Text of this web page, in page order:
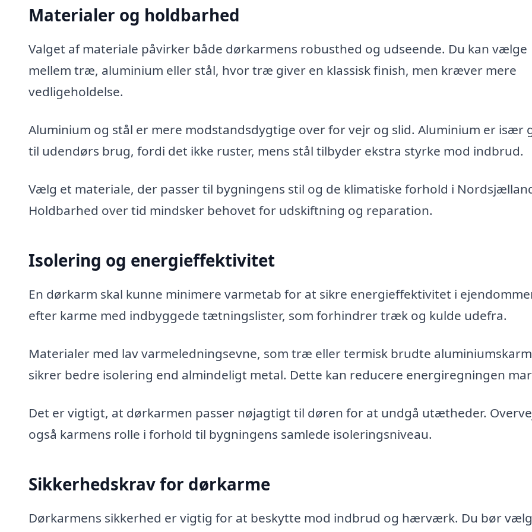
Materialer og holdbarhed
Valget af materiale påvirker både dørkarmens robusthed og udseende. Du kan vælge
mellem træ, aluminium eller stål, hvor træ giver en klassisk finish, men kræver mere
vedligeholdelse.
Aluminium og stål er mere modstandsdygtige over for vejr og slid. Aluminium er især
til udendørs brug, fordi det ikke ruster, mens stål tilbyder ekstra styrke mod indbrud.
Vælg et materiale, der passer til bygningens stil og de klimatiske forhold i
Holdbarhed over tid mindsker behovet for udskiftning og reparation.
Isolering og energieffektivitet
En dørkarm skal kunne minimere varmetab for at sikre energieffektivitet i
efter karme med indbyggede tætningslister, som forhindrer træk og kulde udefra.
Materialer med lav varmeledningsevne, som træ eller termisk brudte
sikrer bedre isolering end almindeligt metal. Dette kan reducere energiregningen
Det er vigtigt, at dørkarmen passer nøjagtigt til døren for at undgå utætheder.
også karmens rolle i forhold til bygningens samlede isoleringsniveau.
Sikkerhedskrav for dørkarme
Dørkarmens sikkerhed er vigtig for at beskytte mod indbrud og hærværk. Du bør